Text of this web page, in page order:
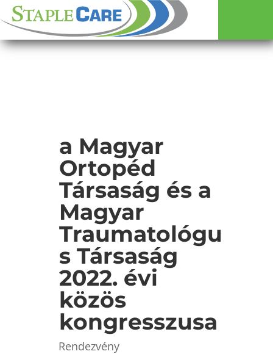
a Magyar
Ortopéd
Társaság és a
Magyar
Traumatológu
s Társaság
2022. évi
közös
kongresszusa
Rendezvény